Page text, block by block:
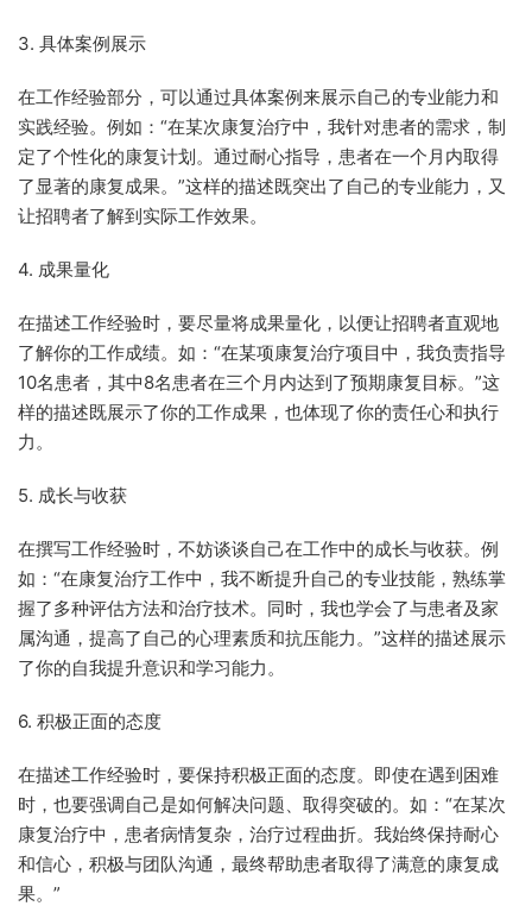
3. 具体案例展示
在工作经验部分，可以通过具体案例来展示自己的专业能力和
实践经验。例如：“在某次康复治疗中，我针对患者的需求，制
定了个性化的康复计划。通过耐心指导，患者在一个月内取得
了显著的康复成果。”这样的描述既突出了自己的专业能力，又
让招聘者了解到实际工作效果。
4. 成果量化
在描述工作经验时，要尽量将成果量化，以便让招聘者直观地
了解你的工作成绩。如：“在某项康复治疗项目中，我负责指导
10名患者，其中8名患者在三个月内达到了预期康复目标。”这
样的描述既展示了你的工作成果，也体现了你的责任心和执行
力。
5. 成长与收获
在撰写工作经验时，不妨谈谈自己在工作中的成长与收获。例
如：“在康复治疗工作中，我不断提升自己的专业技能，熟练掌
握了多种评估方法和治疗技术。同时，我也学会了与患者及家
属沟通，提高了自己的心理素质和抗压能力。”这样的描述展示
了你的自我提升意识和学习能力。
6. 积极正面的态度
在描述工作经验时，要保持积极正面的态度。即使在遇到困难
时，也要强调自己是如何解决问题、取得突破的。如：“在某次
康复治疗中，患者病情复杂，治疗过程曲折。我始终保持耐心
和信心，积极与团队沟通，最终帮助患者取得了满意的康复成
果。”